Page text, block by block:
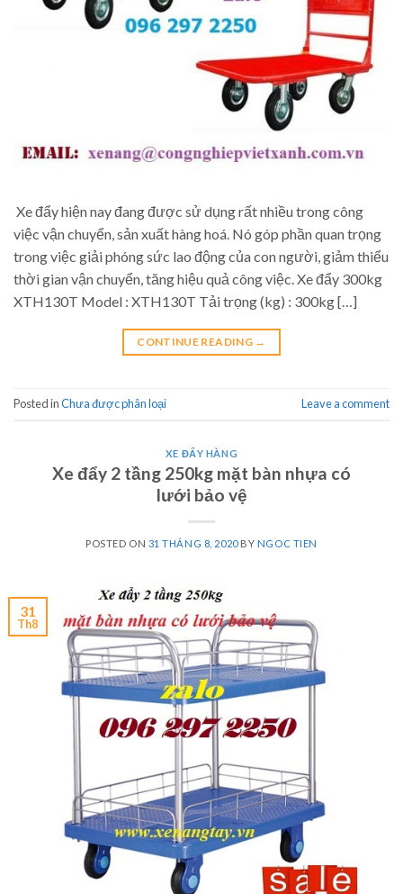
Xe đẩy hiện nay đang được sử dụng rất nhiều trong công
việc vận chuyển, sản xuất hàng hoá. Nó góp phần quan trọng
trong việc giải phóng sức lao động của con người, giảm thiểu
thời gian vận chuyển, tăng hiệu quả công việc. Xe đẩy 300kg
XTH130T Model : XTH130T Tải trọng (kg) : 300kg […]
CONTINUE READING →
Posted inChưa được phân loại Leave a comment
XE ĐẨY HÀNG
Xe đẩy 2 tầng 250kg mặt bàn nhựa có
lưới bảo vệ
POSTED ON 31 THÁNG 8, 2020BY NGOC TIEN
31
Th8